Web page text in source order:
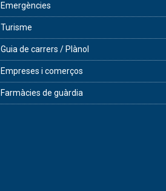
Emergències
Turisme
Guia de carrers / Plànol
Empreses i comerços
Farmàcies de guàrdia